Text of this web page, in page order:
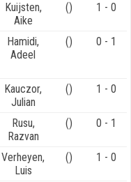
Kuijsten,
Aike
() 1 - 0
Hamidi,
Adeel
() 0 - 1
Kauczor,
Julian
() 1 - 0
Rusu,
Razvan
() 0 - 1
Verheyen,
Luis
() 1 - 0